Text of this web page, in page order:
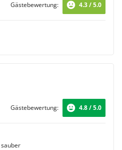
Gästebewertung: 4.3 / 5.0
Gästebewertung: 4.8 / 5.0